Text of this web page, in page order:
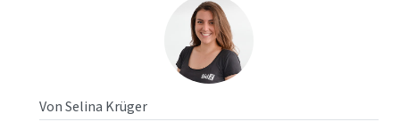
Von Selina Krüger